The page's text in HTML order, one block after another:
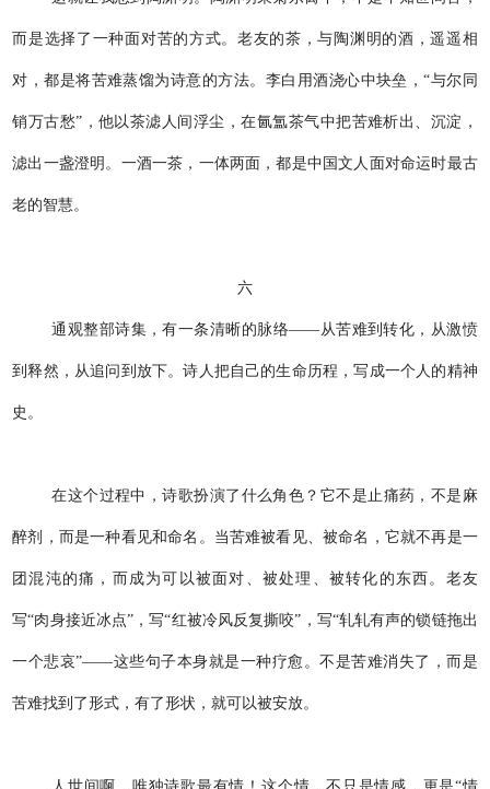
而是选择了一种面对苦的方式。老友的茶，与陶渊明的酒，遥遥相
对，都是将苦难蒸馏为诗意的方法。李白用酒浇心中块垒，“与尔同
销万古愁”，他以茶滤人间浮尘，在氤氲茶气中把苦难析出、沉淀，
滤出一盏澄明。一酒一茶，一体两面，都是中国文人面对命运时最古
老的智慧。
六
通观整部诗集，有一条清晰的脉络——从苦难到转化，从激愤
到释然，从追问到放下。诗人把自己的生命历程，写成一个人的精神
史。
在这个过程中，诗歌扮演了什么角色？它不是止痛药，不是麻
醉剂，而是一种看见和命名。当苦难被看见、被命名，它就不再是一
团混沌的痛，而成为可以被面对、被处理、被转化的东西。老友
写“肉身接近冰点”，写“红被冷风反复撕咬”，写“轧轧有声的锁链拖出
一个悲哀”——这些句子本身就是一种疗愈。不是苦难消失了，而是
苦难找到了形式，有了形状，就可以被安放。